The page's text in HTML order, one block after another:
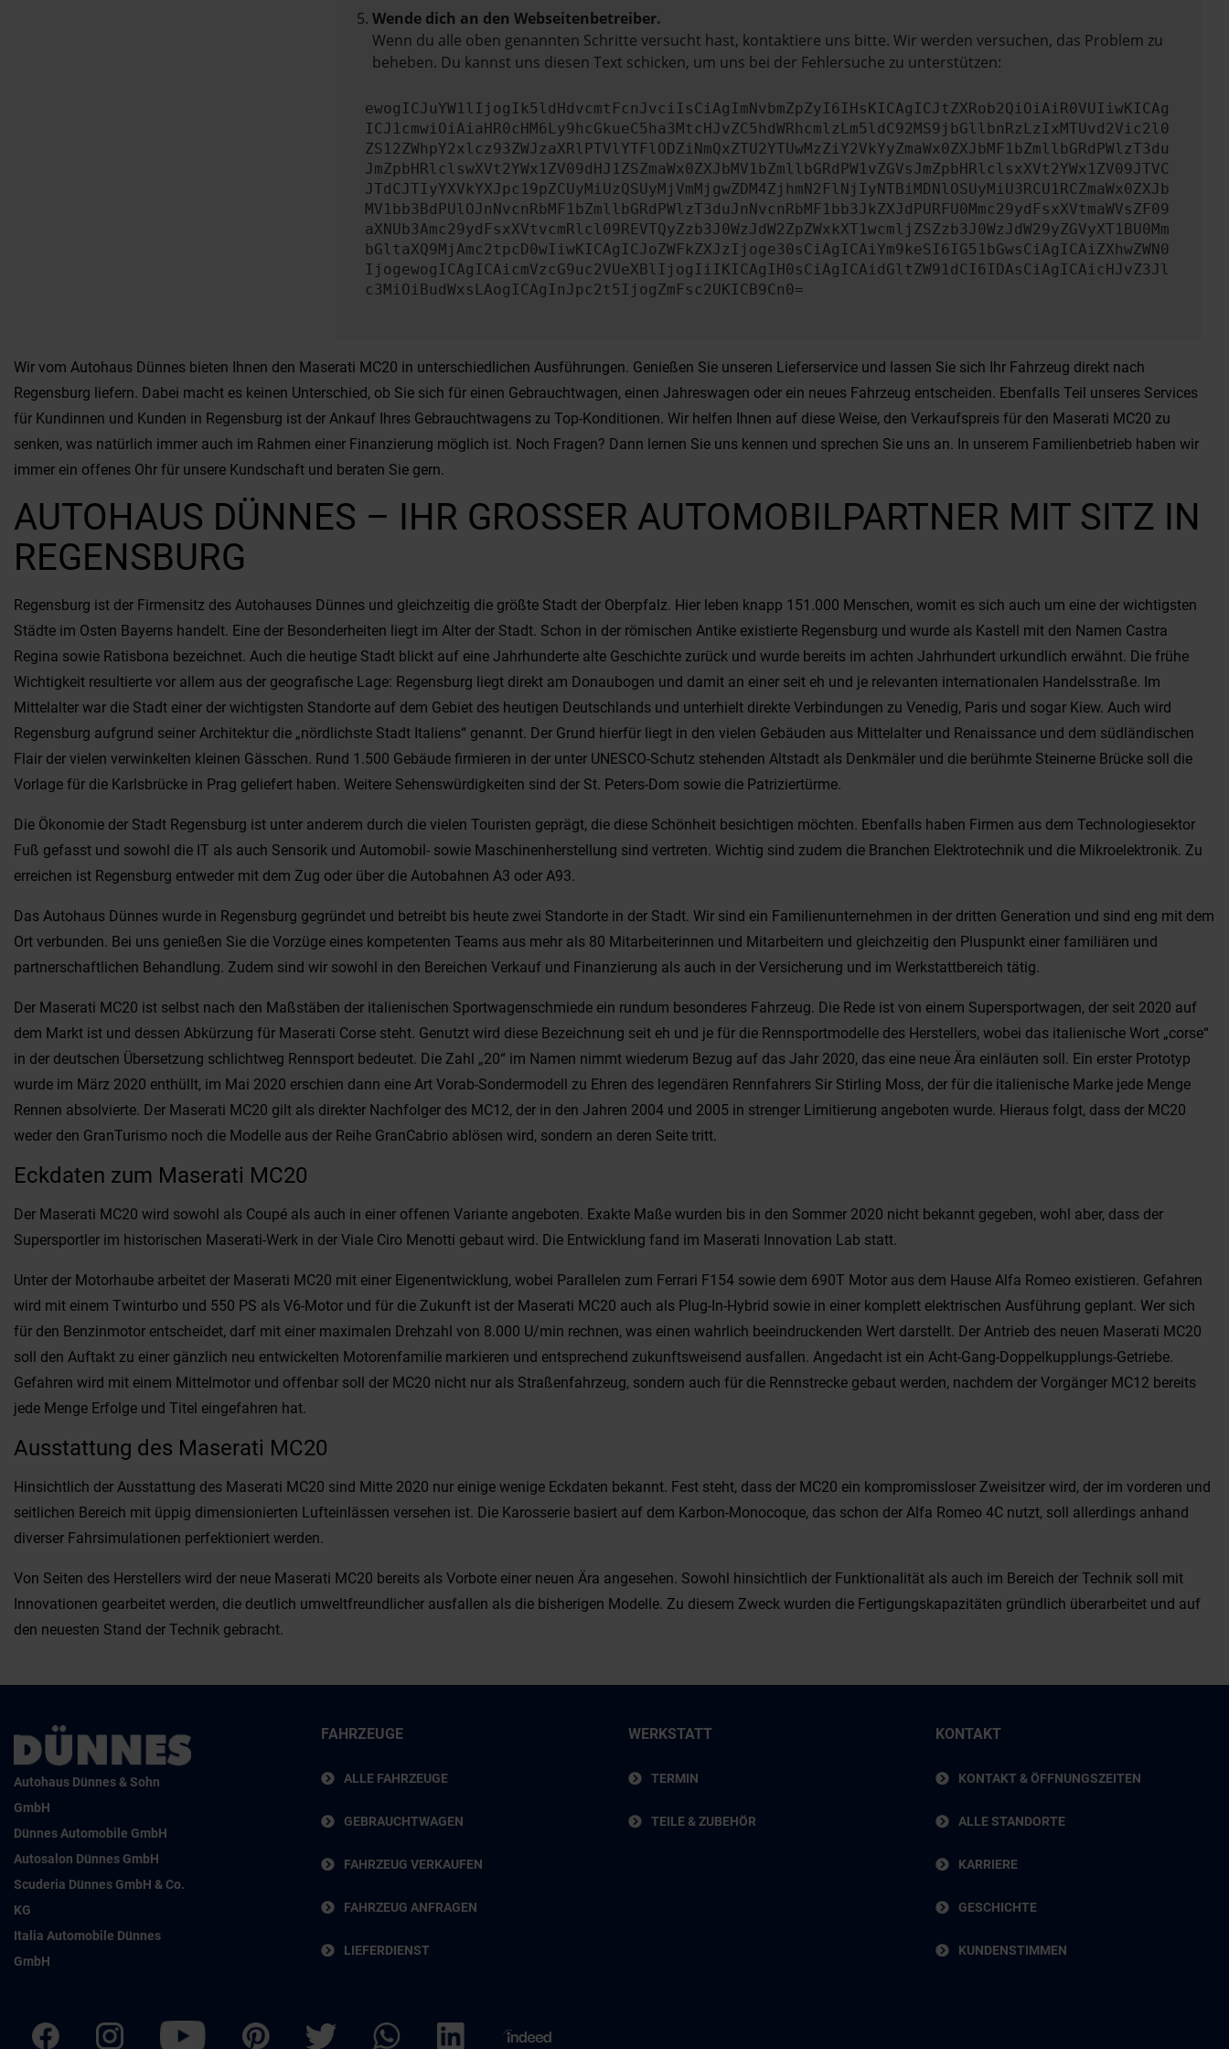
Wende dich an den Webseitenbetreiber.
Wenn du alle oben genannten Schritte versucht hast, kontaktiere uns bitte. Wir werden versuchen, das Problem zu
beheben. Du kannst uns diesen Text schicken, um uns bei der Fehlersuche zu unterstützen:
ewogICJuYW1lIjogIk5ldHdvcmtFcnJvciIsCiAgImNvbmZpZyI6IHsKICAgICJtZXRob2QiOiAiR0VUIiwKICAg
ICJ1cmwiOiAiaHR0cHM6Ly9hcGkueC5ha3MtcHJvZC5hdWRhcmlzLm5ldC92MS9jbGllbnRzLzIxMTUvd2Vic2l0
ZS12ZWhpY2xlcz93ZWJzaXRlPTVlYTFlODZiNmQxZTU2YTUwMzZiY2VkYyZmaWx0ZXJbMF1bZmllbGRdPWlzT3du
JmZpbHRlclswXVt2YWx1ZV09dHJ1ZSZmaWx0ZXJbMV1bZmllbGRdPW1vZGVsJmZpbHRlclsxXVt2YWx1ZV09JTVC
JTdCJTIyYXVkYXJpc19pZCUyMiUzQSUyMjVmMjgwZDM4ZjhmN2FlNjIyNTBiMDNlOSUyMiU3RCU1RCZmaWx0ZXJb
MV1bb3BdPUlOJnNvcnRbMF1bZmllbGRdPWlzT3duJnNvcnRbMF1bb3JkZXJdPURFU0Mmc29ydFsxXVtmaWVsZF09
aXNUb3Amc29ydFsxXVtvcmRlcl09REVTQyZzb3J0WzJdW2ZpZWxkXT1wcmljZSZzb3J0WzJdW29yZGVyXT1BU0Mm
bGltaXQ9MjAmc2tpcD0wIiwKICAgICJoZWFkZXJzIjoge30sCiAgICAiYm9keSI6IG51bGwsCiAgICAiZXhwZWN0
IjogewogICAgICAicmVzcG9uc2VUeXBlIjogIiIKICAgIH0sCiAgICAidGltZW91dCI6IDAsCiAgICAicHJvZ3Jl
c3MiOiBudWxsLAogICAgInJpc2t5IjogZmFsc2UKICB9Cn0=
Wir vom Autohaus Dünnes bieten Ihnen den Maserati MC20 in unterschiedlichen Ausführungen. Genießen Sie unseren Lieferservice und lassen Sie sich Ihr Fahrzeug direkt nach
Regensburg liefern. Dabei macht es keinen Unterschied, ob Sie sich für einen Gebrauchtwagen, einen Jahreswagen oder ein neues Fahrzeug entscheiden. Ebenfalls Teil unseres Services
für Kundinnen und Kunden in Regensburg ist der Ankauf Ihres Gebrauchtwagens zu Top-Konditionen. Wir helfen Ihnen auf diese Weise, den Verkaufspreis für den Maserati MC20 zu
senken, was natürlich immer auch im Rahmen einer Finanzierung möglich ist. Noch Fragen? Dann lernen Sie uns kennen und sprechen Sie uns an. In unserem Familienbetrieb haben wir
immer ein offenes Ohr für unsere Kundschaft und beraten Sie gern.
AUTOHAUS DÜNNES – IHR GROSSER AUTOMOBILPARTNER MIT SITZ IN R
EGENSBURG
Regensburg ist der Firmensitz des Autohauses Dünnes und gleichzeitig die größte Stadt der Oberpfalz. Hier leben knapp 151.000 Menschen, womit es sich auch um eine der wichtigsten
Städte im Osten Bayerns handelt. Eine der Besonderheiten liegt im Alter der Stadt. Schon in der römischen Antike existierte Regensburg und wurde als Kastell mit den Namen Castra
Regina sowie Ratisbona bezeichnet. Auch die heutige Stadt blickt auf eine Jahrhunderte alte Geschichte zurück und wurde bereits im achten Jahrhundert urkundlich erwähnt. Die frühe
Wichtigkeit resultierte vor allem aus der geografische Lage: Regensburg liegt direkt am Donaubogen und damit an einer seit eh und je relevanten internationalen Handelsstraße. Im
Mittelalter war die Stadt einer der wichtigsten Standorte auf dem Gebiet des heutigen Deutschlands und unterhielt direkte Verbindungen zu Venedig, Paris und sogar Kiew. Auch wird
Regensburg aufgrund seiner Architektur die „nördlichste Stadt Italiens“ genannt. Der Grund hierfür liegt in den vielen Gebäuden aus Mittelalter und Renaissance und dem südländischen
Flair der vielen verwinkelten kleinen Gässchen. Rund 1.500 Gebäude firmieren in der unter UNESCO-Schutz stehenden Altstadt als Denkmäler und die berühmte Steinerne Brücke soll die
Vorlage für die Karlsbrücke in Prag geliefert haben. Weitere Sehenswürdigkeiten sind der St. Peters-Dom sowie die Patriziertürme.
Die Ökonomie der Stadt Regensburg ist unter anderem durch die vielen Touristen geprägt, die diese Schönheit besichtigen möchten. Ebenfalls haben Firmen aus dem Technologiesektor
Fuß gefasst und sowohl die IT als auch Sensorik und Automobil- sowie Maschinenherstellung sind vertreten. Wichtig sind zudem die Branchen Elektrotechnik und die Mikroelektronik. Zu
erreichen ist Regensburg entweder mit dem Zug oder über die Autobahnen A3 oder A93.
Das Autohaus Dünnes wurde in Regensburg gegründet und betreibt bis heute zwei Standorte in der Stadt. Wir sind ein Familienunternehmen in der dritten Generation und sind eng mit dem
Ort verbunden. Bei uns genießen Sie die Vorzüge eines kompetenten Teams aus mehr als 80 Mitarbeiterinnen und Mitarbeitern und gleichzeitig den Pluspunkt einer familiären und
partnerschaftlichen Behandlung. Zudem sind wir sowohl in den Bereichen Verkauf und Finanzierung als auch in der Versicherung und im Werkstattbereich tätig.
Der Maserati MC20 ist selbst nach den Maßstäben der italienischen Sportwagenschmiede ein rundum besonderes Fahrzeug. Die Rede ist von einem Supersportwagen, der seit 2020 auf
dem Markt ist und dessen Abkürzung für Maserati Corse steht. Genutzt wird diese Bezeichnung seit eh und je für die Rennsportmodelle des Herstellers, wobei das italienische Wort „corse“
in der deutschen Übersetzung schlichtweg Rennsport bedeutet. Die Zahl „20“ im Namen nimmt wiederum Bezug auf das Jahr 2020, das eine neue Ära einläuten soll. Ein erster Prototyp
wurde im März 2020 enthüllt, im Mai 2020 erschien dann eine Art Vorab-Sondermodell zu Ehren des legendären Rennfahrers Sir Stirling Moss, der für die italienische Marke jede Menge
Rennen absolvierte. Der Maserati MC20 gilt als direkter Nachfolger des MC12, der in den Jahren 2004 und 2005 in strenger Limitierung angeboten wurde. Hieraus folgt, dass der MC20
weder den GranTurismo noch die Modelle aus der Reihe GranCabrio ablösen wird, sondern an deren Seite tritt.
Eckdaten zum Maserati MC20
Der Maserati MC20 wird sowohl als Coupé als auch in einer offenen Variante angeboten. Exakte Maße wurden bis in den Sommer 2020 nicht bekannt gegeben, wohl aber, dass der
Supersportler im historischen Maserati-Werk in der Viale Ciro Menotti gebaut wird. Die Entwicklung fand im Maserati Innovation Lab statt.
Unter der Motorhaube arbeitet der Maserati MC20 mit einer Eigenentwicklung, wobei Parallelen zum Ferrari F154 sowie dem 690T Motor aus dem Hause Alfa Romeo existieren. Gefahren
wird mit einem Twinturbo und 550 PS als V6-Motor und für die Zukunft ist der Maserati MC20 auch als Plug-In-Hybrid sowie in einer komplett elektrischen Ausführung geplant. Wer sich
für den Benzinmotor entscheidet, darf mit einer maximalen Drehzahl von 8.000 U/min rechnen, was einen wahrlich beeindruckenden Wert darstellt. Der Antrieb des neuen Maserati MC20
soll den Auftakt zu einer gänzlich neu entwickelten Motorenfamilie markieren und entsprechend zukunftsweisend ausfallen. Angedacht ist ein Acht-Gang-Doppelkupplungs-Getriebe.
Gefahren wird mit einem Mittelmotor und offenbar soll der MC20 nicht nur als Straßenfahrzeug, sondern auch für die Rennstrecke gebaut werden, nachdem der Vorgänger MC12 bereits
jede Menge Erfolge und Titel eingefahren hat.
Ausstattung des Maserati MC20
Hinsichtlich der Ausstattung des Maserati MC20 sind Mitte 2020 nur einige wenige Eckdaten bekannt. Fest steht, dass der MC20 ein kompromissloser Zweisitzer wird, der im vorderen und
seitlichen Bereich mit üppig dimensionierten Lufteinlässen versehen ist. Die Karosserie basiert auf dem Karbon-Monocoque, das schon der Alfa Romeo 4C nutzt, soll allerdings anhand
diverser Fahrsimulationen perfektioniert werden.
Von Seiten des Herstellers wird der neue Maserati MC20 bereits als Vorbote einer neuen Ära angesehen. Sowohl hinsichtlich der Funktionalität als auch im Bereich der Technik soll mit
Innovationen gearbeitet werden, die deutlich umweltfreundlicher ausfallen als die bisherigen Modelle. Zu diesem Zweck wurden die Fertigungskapazitäten gründlich überarbeitet und auf
den neuesten Stand der Technik gebracht.
Autohaus Dünnes & Sohn
GmbH
Dünnes Automobile GmbH
Autosalon Dünnes GmbH
Scuderia Dünnes GmbH & Co.
KG
Italia Automobile Dünnes
GmbH
FAHRZEUGE
ALLE FAHRZEUGE
GEBRAUCHTWAGEN
FAHRZEUG VERKAUFEN
FAHRZEUG ANFRAGEN
LIEFERDIENST
WERKSTATT
TERMIN
TEILE & ZUBEHÖR
KONTAKT
KONTAKT & ÖFFNUNGSZEITEN
ALLE STANDORTE
KARRIERE
GESCHICHTE
KUNDENSTIMMEN